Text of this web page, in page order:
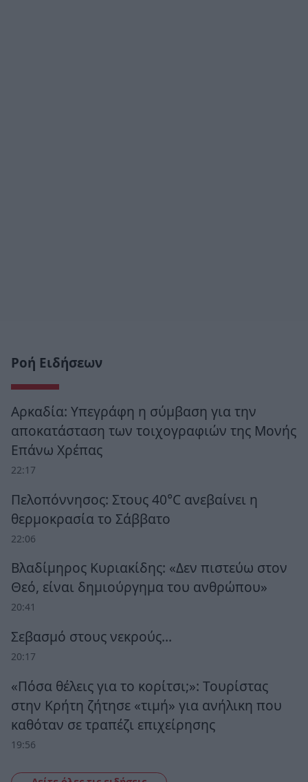
Ροή Ειδήσεων
Αρκαδία: Υπεγράφη η σύμβαση για την
αποκατάσταση των τοιχογραφιών της Μονής
Επάνω Χρέπας
22:17
Πελοπόννησος: Στους 40°C ανεβαίνει η
θερμοκρασία το Σάββατο
22:06
Βλαδίμηρος Κυριακίδης: «Δεν πιστεύω στον
Θεό, είναι δημιούργημα του ανθρώπου»
20:41
Σεβασμό στους νεκρούς…
20:17
«Πόσα θέλεις για το κορίτσι;»: Τουρίστας
στην Κρήτη ζήτησε «τιμή» για ανήλικη που
καθόταν σε τραπέζι επιχείρησης
19:56